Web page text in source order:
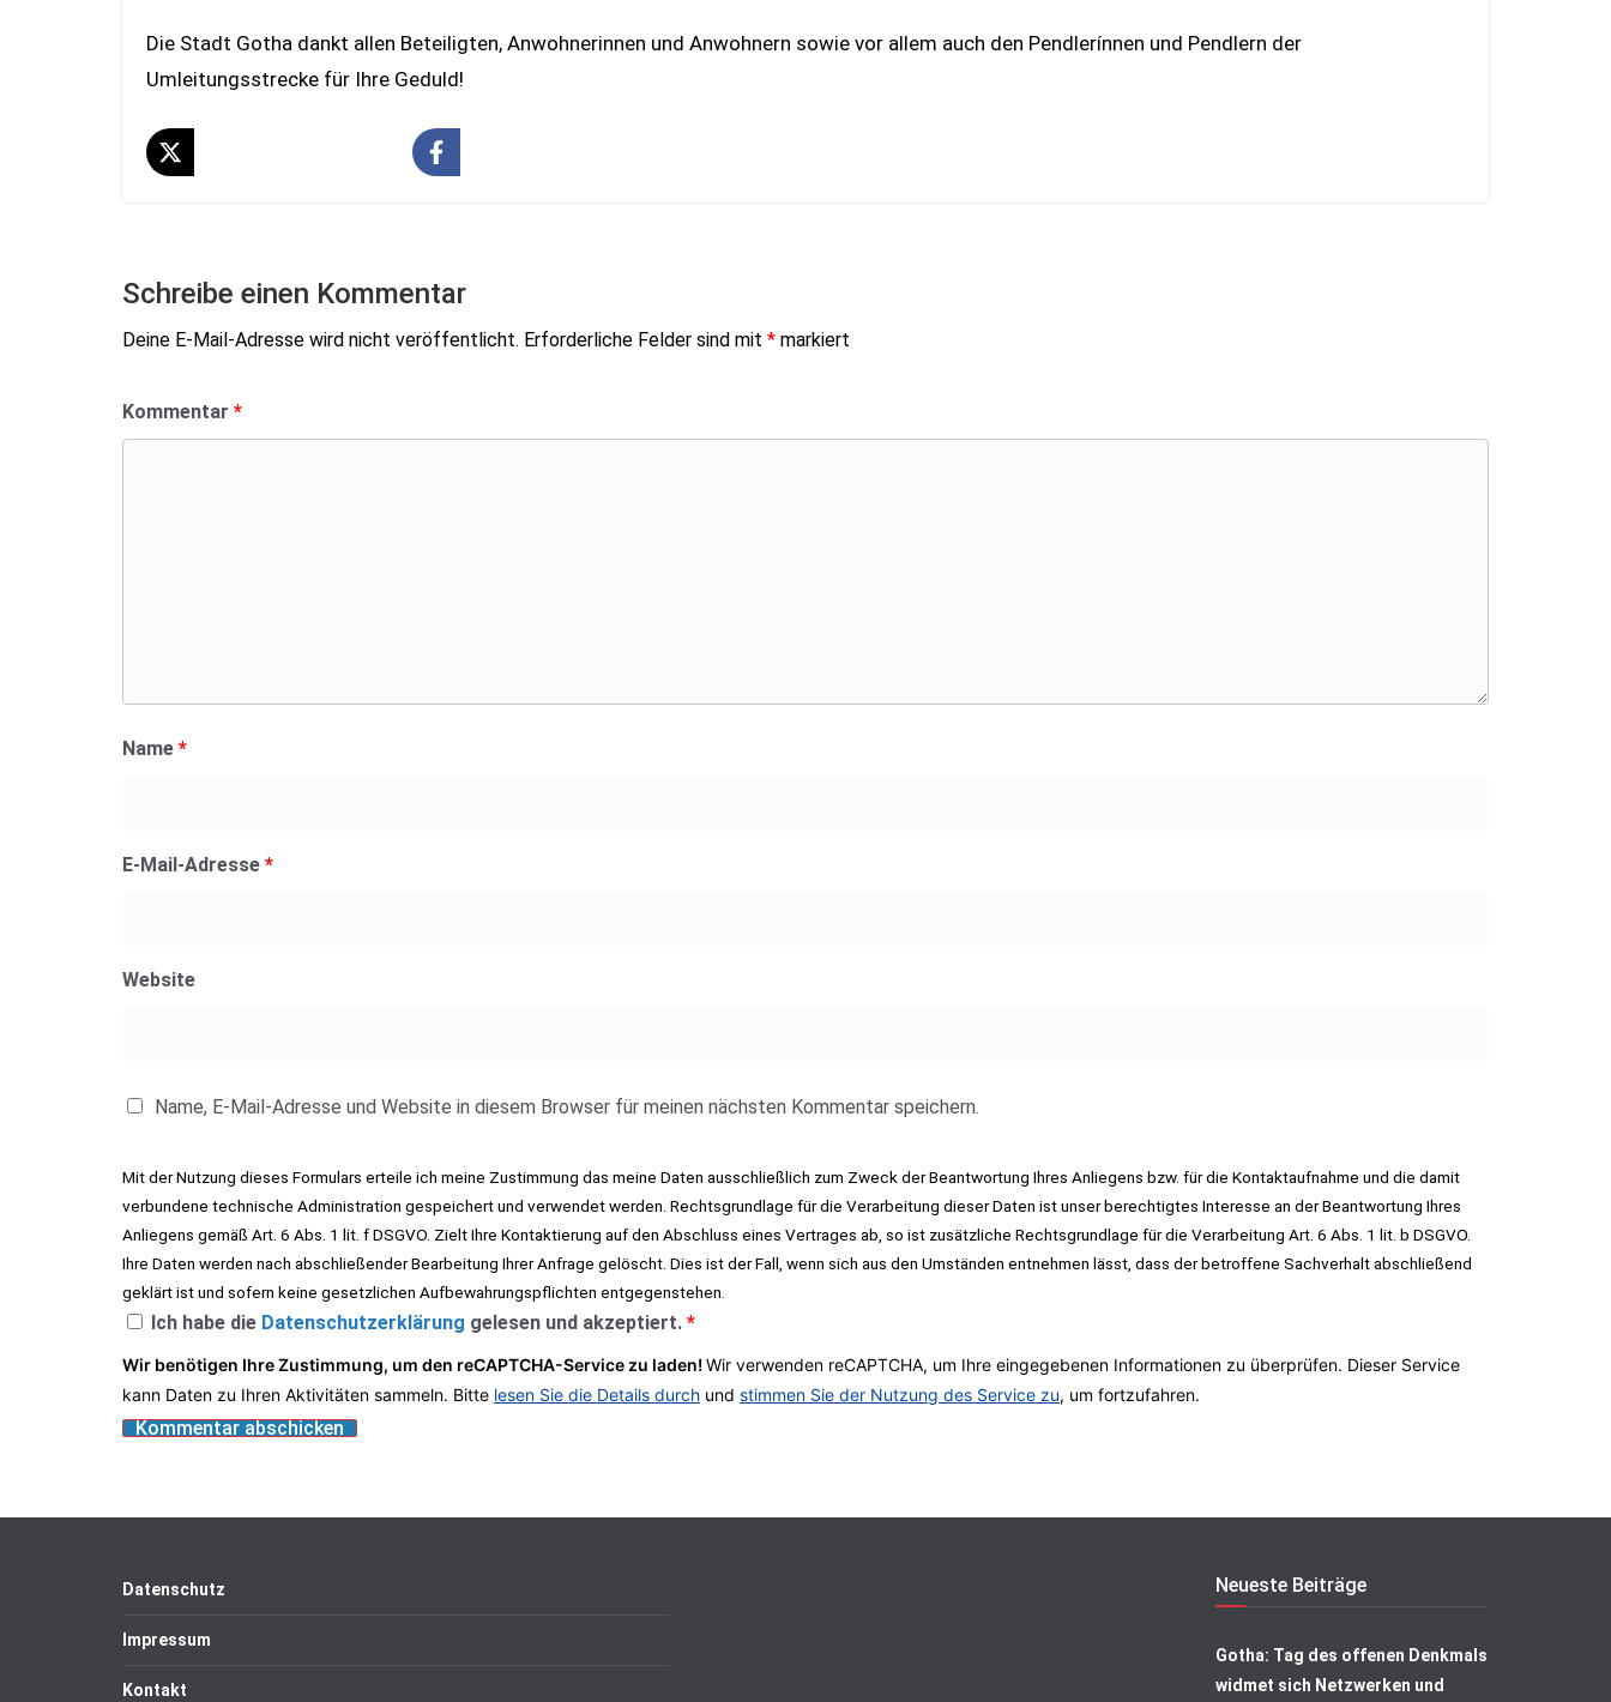
Die Stadt Gotha dankt allen Beteiligten, Anwohnerinnen und Anwohnern sowie vor allem auch den Pendlerínnen und Pendlern der
Umleitungsstrecke für Ihre Geduld!
Schreibe einen Kommentar
Deine E-Mail-Adresse wird nicht veröffentlicht. Erforderliche Felder sind mit * markiert
Kommentar *
Name *
E-Mail-Adresse *
Website
Name, E-Mail-Adresse und Website in diesem Browser für meinen nächsten Kommentar speichern.
Mit der Nutzung dieses Formulars erteile ich meine Zustimmung das meine Daten ausschließlich zum Zweck der Beantwortung Ihres Anliegens bzw. für die Kontaktaufnahme und die damit
verbundene technische Administration gespeichert und verwendet werden. Rechtsgrundlage für die Verarbeitung dieser Daten ist unser berechtigtes Interesse an der Beantwortung Ihres
Anliegens gemäß Art. 6 Abs. 1 lit. f DSGVO. Zielt Ihre Kontaktierung auf den Abschluss eines Vertrages ab, so ist zusätzliche Rechtsgrundlage für die Verarbeitung Art. 6 Abs. 1 lit. b DSGVO.
Ihre Daten werden nach abschließender Bearbeitung Ihrer Anfrage gelöscht. Dies ist der Fall, wenn sich aus den Umständen entnehmen lässt, dass der betroffene Sachverhalt abschließend
geklärt ist und sofern keine gesetzlichen Aufbewahrungspflichten entgegenstehen.
Ich habe die Datenschutzerklärung gelesen und akzeptiert. *
Wir benötigen Ihre Zustimmung, um den reCAPTCHA-Service zu laden!Wir verwenden reCAPTCHA, um Ihre eingegebenen Informationen zu überprüfen. Dieser Service
kann Daten zu Ihren Aktivitäten sammeln. Bitte lesen Sie die Details durch und stimmen Sie der Nutzung des Service zu, um fortzufahren.
Datenschutz
Impressum
Kontakt
Neueste Beiträge
Gotha: Tag des offenen Denkmals
widmet sich Netzwerken und